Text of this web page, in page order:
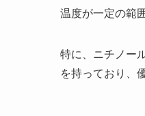
温度が一定の範
特に、ニチノー
を持っており、